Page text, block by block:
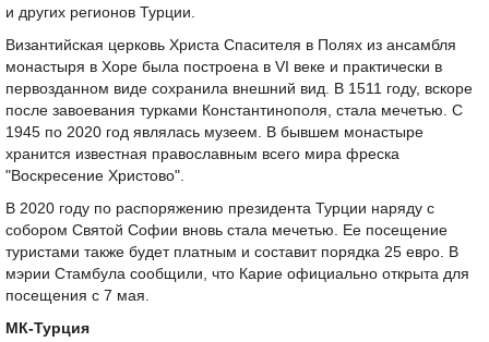
и других регионов Турции.
Византийская церковь Христа Спасителя в Полях из ансамбля
монастыря в Хоре была построена в VI веке и практически в
первозданном виде сохранила внешний вид. В 1511 году, вскоре
после завоевания турками Константинополя, стала мечетью. С
1945 по 2020 год являлась музеем. В бывшем монастыре
хранится известная православным всего мира фреска
"Воскресение Христово".
В 2020 году по распоряжению президента Турции наряду с
собором Святой Софии вновь стала мечетью. Ее посещение
туристами также будет платным и составит порядка 25 евро. В
мэрии Стамбула сообщили, что Карие официально открыта для
посещения с 7 мая.
МК-Турция